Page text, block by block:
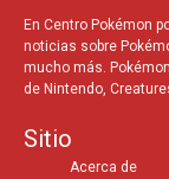
En Centro Pokémon
noticias sobre
mucho más.
de Nintendo,
Sitio
Acerca de